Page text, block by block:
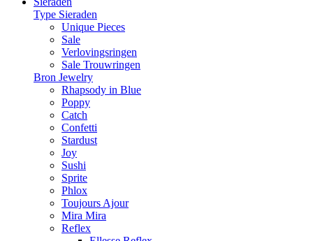
Type Sieraden
Unique Pieces
Sale
Verlovingsringen
Sale Trouwringen
Bron Jewelry
Rhapsody in Blue
Poppy
Catch
Confetti
Stardust
Joy
Sushi
Sprite
Phlox
Toujours Ajour
Mira Mira
Reflex